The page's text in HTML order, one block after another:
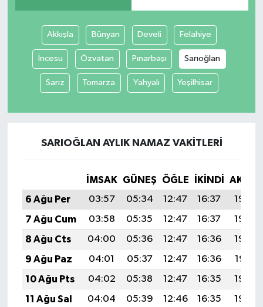
Akkışla Bünyan Develi Felahiye
İncesu Özvatan Pınarbaşı Sarıoğlan
Sarız Tomarza Yahyalı Yeşilhisar
SARIOĞLAN AYLIK NAMAZ VAKITLERI
İMSAK GÜNEŞ ÖĞLE İKINDI
6 Ağu Per
03:57 05:34 12:47 16:37
19:50
7 Ağu Cum
03:58 05:35 12:47 16:37
19:49
8 Ağu Cts
04:00 05:36 12:47 16:36
19:48
9 Ağu Paz
04:01 05:37 12:47 16:36
19:47
10 Ağu Pts
04:02 05:38 12:47 16:35
19:46
11 Ağu Sal
04:04 05:39 12:46 16:35
19:44
TEKNOLOJİ
VEFATLAR
Yerel